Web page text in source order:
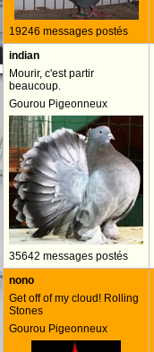
19246 messages postés
indian
Mourir, c'est partir
beaucoup.
Gourou Pigeonneux
35642 messages postés
nono
Get off of my cloud! Rolling
Stones
Gourou Pigeonneux